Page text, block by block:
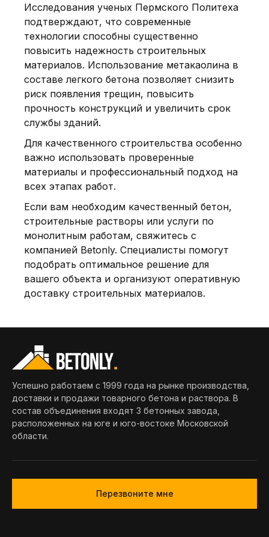
Исследования ученых Пермского Политеха
подтверждают, что современные
технологии способны существенно
повысить надежность строительных
материалов. Использование метакаолина в
составе легкого бетона позволяет снизить
риск появления трещин, повысить
прочность конструкций и увеличить срок
службы зданий.
Для качественного строительства особенно
важно использовать проверенные
материалы и профессиональный подход на
всех этапах работ.
Если вам необходим качественный бетон,
строительные растворы или услуги по
монолитным работам, свяжитесь с
компанией Betonly. Специалисты помогут
подобрать оптимальное решение для
вашего объекта и организуют оперативную
доставку строительных материалов.
Успешно работаем с 1999 года на рынке производства,
доставки и продажи товарного бетона и раствора. В
состав объединения входят 3 бетонных завода,
расположенных на юге и юго-востоке Московской
области.
Перезвоните мне